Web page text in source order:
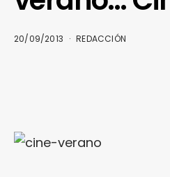
20/09/2013 REDACCIÓN